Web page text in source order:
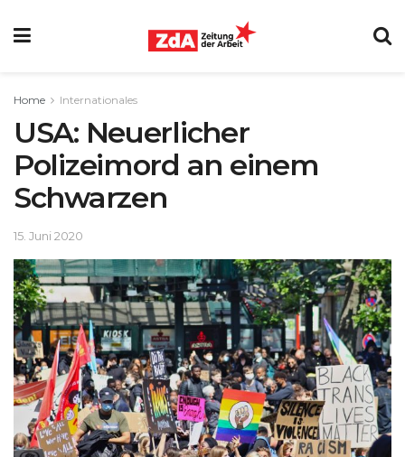
Home Internationales
USA: Neuerlicher
Polizeimord an einem
Schwarzen
15. Juni 2020